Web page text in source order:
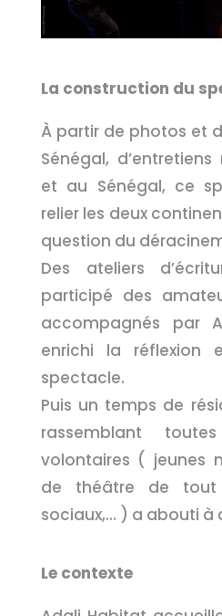
La construction du
À partir de photos et
Sénégal,
et au Sénégal, ce
relier les deux
question du
Des ateliers
participé des
accompagnés par
enrichi la réflexion
spectacle.
Puis un temps de
rassemblant
volontaires ( jeunes
de théâtre de tout
sociaux,… ) a abouti à
Le contexte